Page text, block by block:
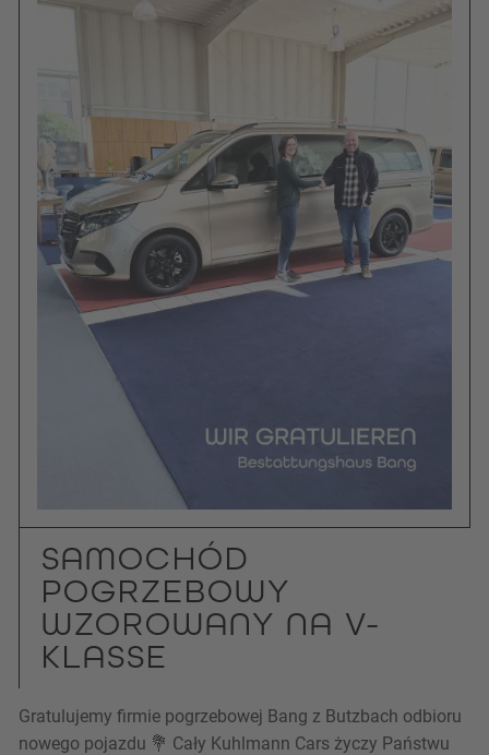
SAMOCHÓD
POGRZEBOWY
WZOROWANY NA V-
KLASSE
Gratulujemy firmie pogrzebowej Bang z Butzbach odbioru
nowego pojazdu 💐 Cały Kuhlmann Cars życzy Państwu